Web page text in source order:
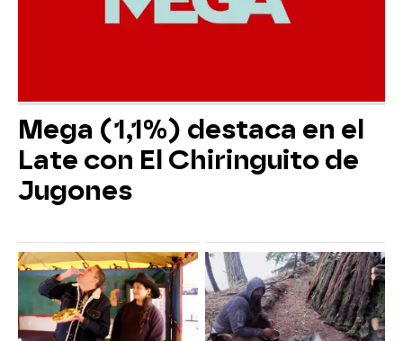
Mega (1,1%) destaca en el
Late con El Chiringuito de
Jugones